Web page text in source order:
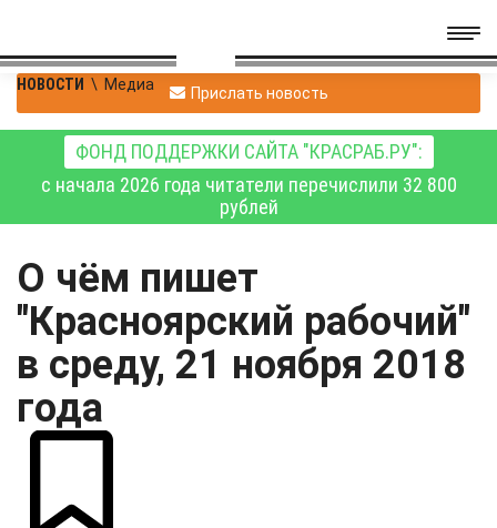
НОВОСТИ \ Медиа Прислать новость
ФОНД ПОДДЕРЖКИ САЙТА "КРАСРАБ.РУ":
с начала 2026 года читатели перечислили 32 800
рублей
О чём пишет
"Красноярский рабочий"
в среду, 21 ноября 2018
года